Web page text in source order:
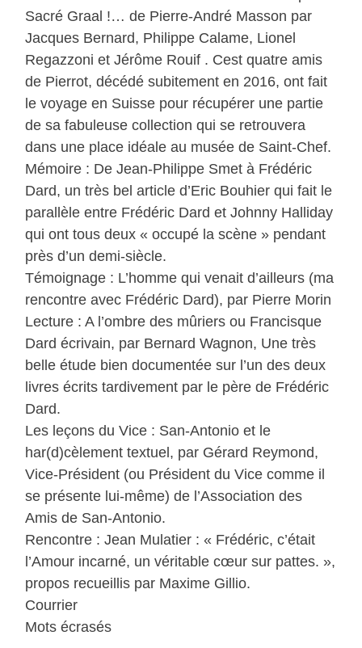
Sacré Graal !… de Pierre-André Masson par
Jacques Bernard, Philippe Calame, Lionel
Regazzoni et Jérôme Rouif . Cest quatre amis
de Pierrot, décédé subitement en 2016, ont fait
le voyage en Suisse pour récupérer une partie
de sa fabuleuse collection qui se retrouvera
dans une place idéale au musée de Saint-Chef.
Mémoire : De Jean-Philippe Smet à Frédéric
Dard, un très bel article d’Eric Bouhier qui fait le
parallèle entre Frédéric Dard et Johnny Halliday
qui ont tous deux « occupé la scène » pendant
près d’un demi-siècle.
Témoignage : L’homme qui venait d’ailleurs (ma
rencontre avec Frédéric Dard), par Pierre Morin
Lecture : A l’ombre des mûriers ou Francisque
Dard écrivain, par Bernard Wagnon, Une très
belle étude bien documentée sur l’un des deux
livres écrits tardivement par le père de Frédéric
Dard.
Les leçons du Vice : San-Antonio et le
har(d)cèlement textuel, par Gérard Reymond,
Vice-Président (ou Président du Vice comme il
se présente lui-même) de l’Association des
Amis de San-Antonio.
Rencontre : Jean Mulatier : « Frédéric, c’était
l’Amour incarné, un véritable cœur sur pattes. »,
propos recueillis par Maxime Gillio.
Courrier
Mots écrasés